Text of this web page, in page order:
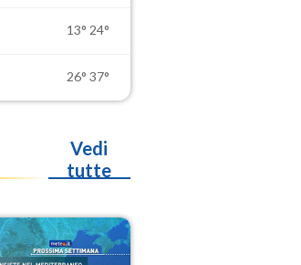
13° 24°
26° 37°
Vedi
tutte